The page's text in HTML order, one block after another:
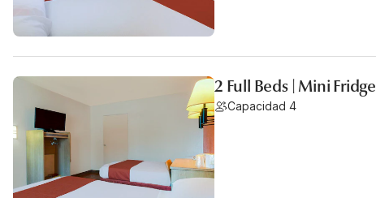
2 Full Beds | Mini Fridge
Capacidad 4